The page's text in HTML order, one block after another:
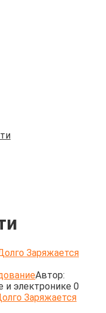
Заряжается
Автор:
и электронике 0